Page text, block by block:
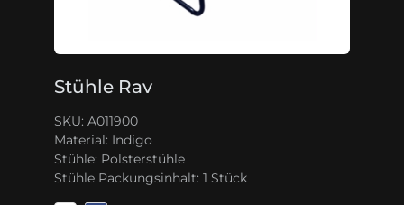
Stühle Rav
SKU: A011900
Material: Indigo
Stühle: Polsterstühle
Stühle Packungsinhalt: 1 Stück